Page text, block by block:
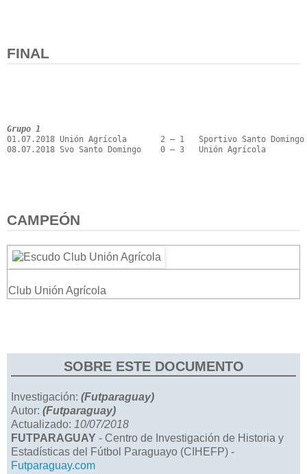
FINAL
Grupo 1
01.07.2018 Unión Agrícola       2 – 1   Sportivo Santo Domingo
08.07.2018 Svo Santo Domingo    0 – 3   Unión Agrícola
CAMPEÓN
Club Unión Agrícola
SOBRE ESTE DOCUMENTO
Investigación: (Futparaguay)
Autor: (Futparaguay)
Actualizado: 10/07/2018
FUTPARAGUAY - Centro de Investigación de Historia y
Estadísticas del Fútbol Paraguayo (CIHEFP) -
Futparaguay.com